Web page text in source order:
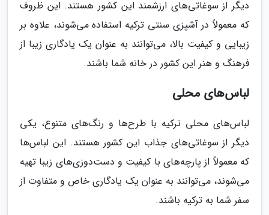
دیگر از سوغاتی‌های ارزشمند این کشور هستند. این ظروف
که معمولاً در آشپزی سنتی ترکیه استفاده می‌شوند، علاوه بر
زیبایی و کیفیت بالا، می‌توانند به عنوان یک یادگاری زیبا از
فرهنگ و هنر این کشور در خانه شما باشند.
لباس‌های محلی
لباس‌های محلی ترکیه با طرح‌ها و رنگ‌های متنوع، یکی
دیگر از سوغاتی‌های جذاب این کشور هستند. این لباس‌ها
که معمولاً از پارچه‌های با کیفیت و دست‌دوزی‌های زیبا تهیه
می‌شوند، می‌توانند به عنوان یک یادگاری خاص و متفاوت از
سفر شما به ترکیه باشند.